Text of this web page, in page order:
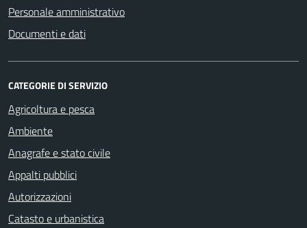
Personale amministrativo
Documenti e dati
CATEGORIE DI SERVIZIO
Agricoltura e pesca
Ambiente
Anagrafe e stato civile
Appalti pubblici
Autorizzazioni
Catasto e urbanistica